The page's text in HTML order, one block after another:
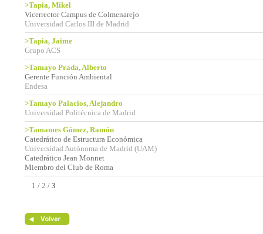
>Tapia, Mikel
Vicerrector Campus de Colmenarejo
Universidad Carlos III de Madrid
>Tapia, Jaime
Grupo ACS
>Tamayo Prada, Alberto
Gerente Función Ambiental
Endesa
>Tamayo Palacios, Alejandro
Universidad Politécnica de Madrid
>Tamames Gómez, Ramón
Catedrático de Estructura Económica
Universidad Autónoma de Madrid (UAM)
Catedrático Jean Monnet
Miembro del Club de Roma
1 / 2 / 3